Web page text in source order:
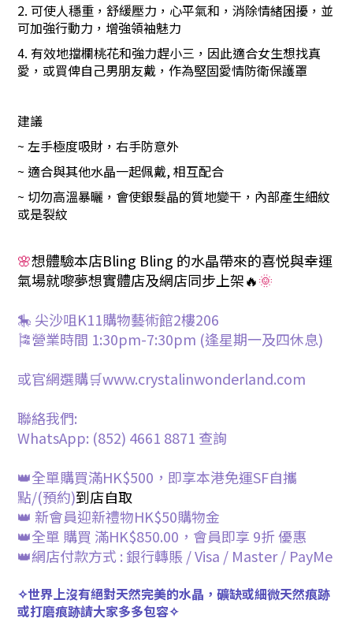
2. 可使人穩重，舒緩壓力，心平氣和，消除情緒困擾，並
可加強行動力，增強領袖魅力
4. 有效地擋欄桃花和強力趕小三，因此適合女生想找真
愛，或買俾自己男朋友戴，作為堅固愛情防衛保護罩
建議
~ 左手極度吸財，右手防意外
~ 適合與其他水晶一起佩戴,相互配合
~ 切勿高溫暴曬，會使銀髮晶的質地變干，內部產生細紋
或是裂紋
🌸想體驗本店Bling Bling 的水晶帶來的喜悦與幸運
氣場就嚟夢想實體店及網店同步上架🔥🌞
🎠 尖沙咀K11購物藝術館2樓206
🎏營業時間 1:30pm-7:30pm (逢星期一及四休息)
或官網選購🛒www.crystalinwonderland.com
聯絡我們:
WhatsApp: (852) 4661 8871 查詢
👑全單購買滿HK$500，即享本港免運SF自攜
點/(預約)到店自取
👑 新會員迎新禮物HK$50購物金
👑全單 購買 滿HK$850.00，會員即享 9折 優惠
👑網店付款方式 : 銀行轉賬 / Visa / Master / PayMe
✧世界上沒有絕對天然完美的水晶，礦缺或細微天然痕跡
或打磨痕跡請大家多多包容✧